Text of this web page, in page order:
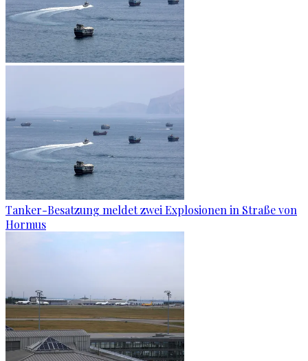
Tanker-Besatzung meldet zwei Explosionen in Straße von
Hormus